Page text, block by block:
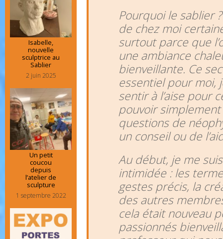
Pourquoi le sablier
de chez moi
surtout parce que
une ambiance
bienveillante. Ce
essentiel pour moi,
sentir à l’aise pour
pouvoir
questions de
un conseil ou de
Au début, je me
intimidée : les
gestes précis, la
des autres
cela était nouveau
passionnés
Isabelle,
nouvelle
sculptrice au
Sablier
2 juin 2025
Un petit
coucou
depuis
l’atelier de
sculpture
1 septembre 2022